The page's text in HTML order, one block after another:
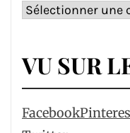
Catégories
VU SUR
Facebook